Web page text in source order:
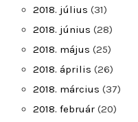
2018. július (31)
2018. június (28)
2018. május (25)
2018. április (26)
2018. március (37)
2018. február (20)